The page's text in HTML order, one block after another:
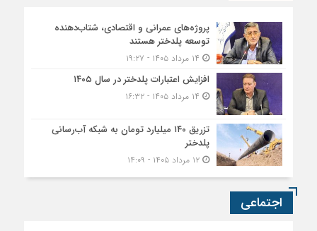
پروژه‌های عمرانی و اقتصادی، شتاب‌دهنده
توسعه پلدختر هستند
افزایش اعتبارات پلدختر در سال ۱۴۰۵
تزریق ۱۴۰ میلیارد تومان به شبکه آب‌رسانی
پلدختر
۱۲ مرداد ۱۴۰۵ - ۱۴:۰۹
اجتماعی